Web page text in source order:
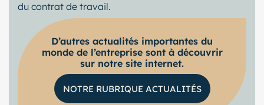
du contrat de travail.
D’autres actualités importantes du
monde de l’entreprise sont à découvrir
sur notre site internet.
NOTRE RUBRIQUE ACTUALITÉS